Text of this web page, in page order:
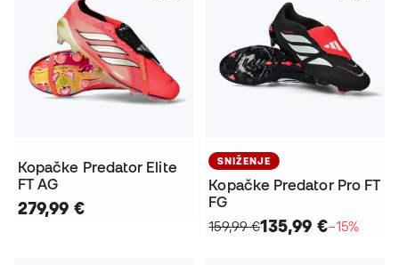
Kopačke Predator Elite
FT AG
279,99 €
SNIŽENJE
Kopačke Predator Pro FT
FG
159,99 €135,99 €−15%